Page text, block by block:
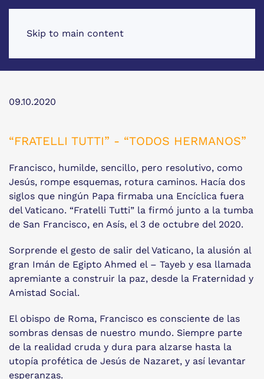
Skip to main content
09.10.2020
“FRATELLI TUTTI” - “TODOS HERMANOS”
Francisco, humilde, sencillo, pero resolutivo, como
Jesús, rompe esquemas, rotura caminos. Hacía dos
siglos que ningún Papa firmaba una Encíclica fuera
del Vaticano. “Fratelli Tutti” la firmó junto a la tumba
de San Francisco, en Asís, el 3 de octubre del 2020.
Sorprende el gesto de salir del Vaticano, la alusión al
gran Imán de Egipto Ahmed el – Tayeb y esa llamada
apremiante a construir la paz, desde la Fraternidad y
Amistad Social.
El obispo de Roma, Francisco es consciente de las
sombras densas de nuestro mundo. Siempre parte
de la realidad cruda y dura para alzarse hasta la
utopía profética de Jesús de Nazaret, y así levantar
esperanzas.